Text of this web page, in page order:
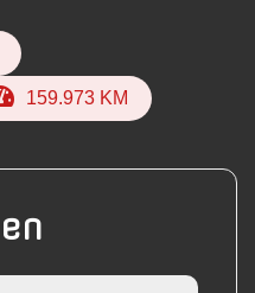
159.973 KM